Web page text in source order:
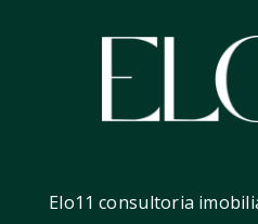
Elo11 consultoria